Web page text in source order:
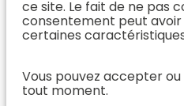
ce site. Le fait de ne pas
consentement peut
certaines
Vous pouvez accepter
tout moment.
Espace
Vétérinaire
cas
Nous rejoindre
ORL
ORL)